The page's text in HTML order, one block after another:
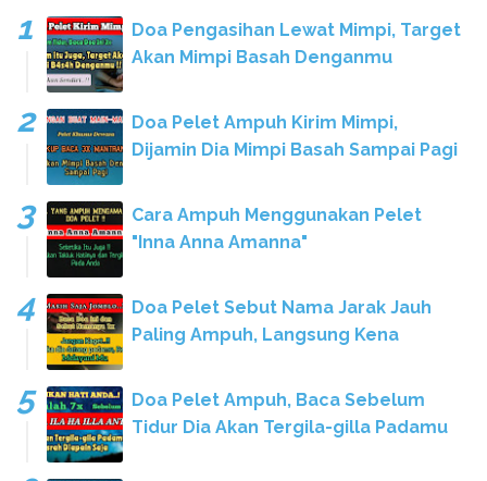
Doa Pengasihan Lewat Mimpi, Target
Akan Mimpi Basah Denganmu
Doa Pelet Ampuh Kirim Mimpi,
Dijamin Dia Mimpi Basah Sampai Pagi
Cara Ampuh Menggunakan Pelet
"Inna Anna Amanna"
Doa Pelet Sebut Nama Jarak Jauh
Paling Ampuh, Langsung Kena
Doa Pelet Ampuh, Baca Sebelum
Tidur Dia Akan Tergila-gilla Padamu